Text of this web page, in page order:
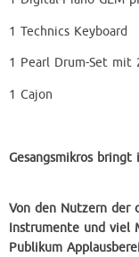
1 Technics Keyboard
1 Pearl Drum-Set mit
1 Cajon
Gesangsmikros
Von den Nutzern der
Instrumente und viel
Publikum